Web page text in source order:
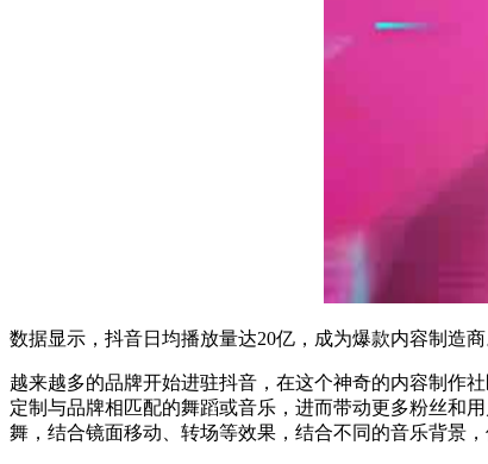
数据显示，抖音日均播放量达20亿，成为爆款内容制造商
越来越多的品牌开始进驻抖音，在这个神奇的内容制作
定制与品牌相匹配的舞蹈或音乐，进而带动更多粉丝和
舞，结合镜面移动、转场等效果，结合不同的音乐背景